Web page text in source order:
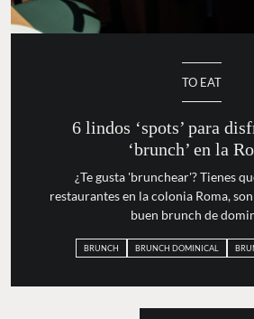
TO EAT
6 lindos ‘spots’ para
‘brunch’ en la
¿Te gusta 'brunchear'? Tienes
restaurantes en la colonia Roma,
buen brunch de
BRUNCH BRUNCH DOMINICAL